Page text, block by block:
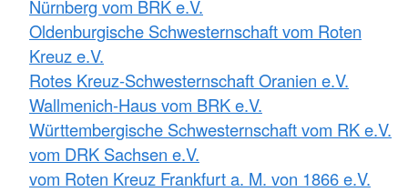
Nürnberg vom BRK e.V.
Oldenburgische Schwesternschaft vom Roten
Kreuz e.V.
Rotes Kreuz-Schwesternschaft Oranien e.V.
Wallmenich-Haus vom BRK e.V.
Württembergische Schwesternschaft vom RK e.V.
vom DRK Sachsen e.V.
vom Roten Kreuz Frankfurt a. M. von 1866 e.V.